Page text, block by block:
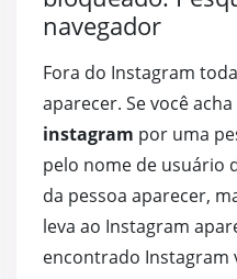
navegador
Fora do Instagram
aparecer. Se você
instagram por uma
pelo nome de usuário
da pessoa aparecer,
leva ao Instagram
encontrado Instagram